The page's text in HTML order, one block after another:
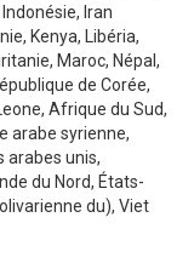
Iran
Kenya, Libéria,
Maroc, Népal,
de Corée,
Afrique du Sud,
arabe syrienne,
arabes unis,
du Nord, États-
du), Viet